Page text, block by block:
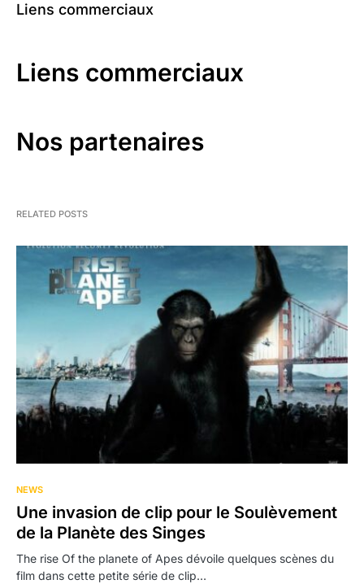
Liens commerciaux
Liens commerciaux
Nos partenaires
RELATED POSTS
NEWS
Une invasion de clip pour le Soulèvement
de la Planète des Singes
The rise Of the planete of Apes dévoile quelques scènes du
film dans cette petite série de clip…